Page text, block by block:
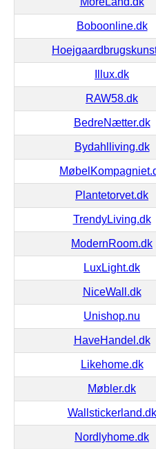
Boboonline.dk
Illux.dk
RAW58.dk
BedreNætter.dk
Bydahlliving.dk
Plantetorvet.dk
TrendyLiving.dk
ModernRoom.dk
LuxLight.dk
NiceWall.dk
Unishop.nu
HaveHandel.dk
Likehome.dk
Møbler.dk
Wallstickerland.dk
Nordlyhome.dk